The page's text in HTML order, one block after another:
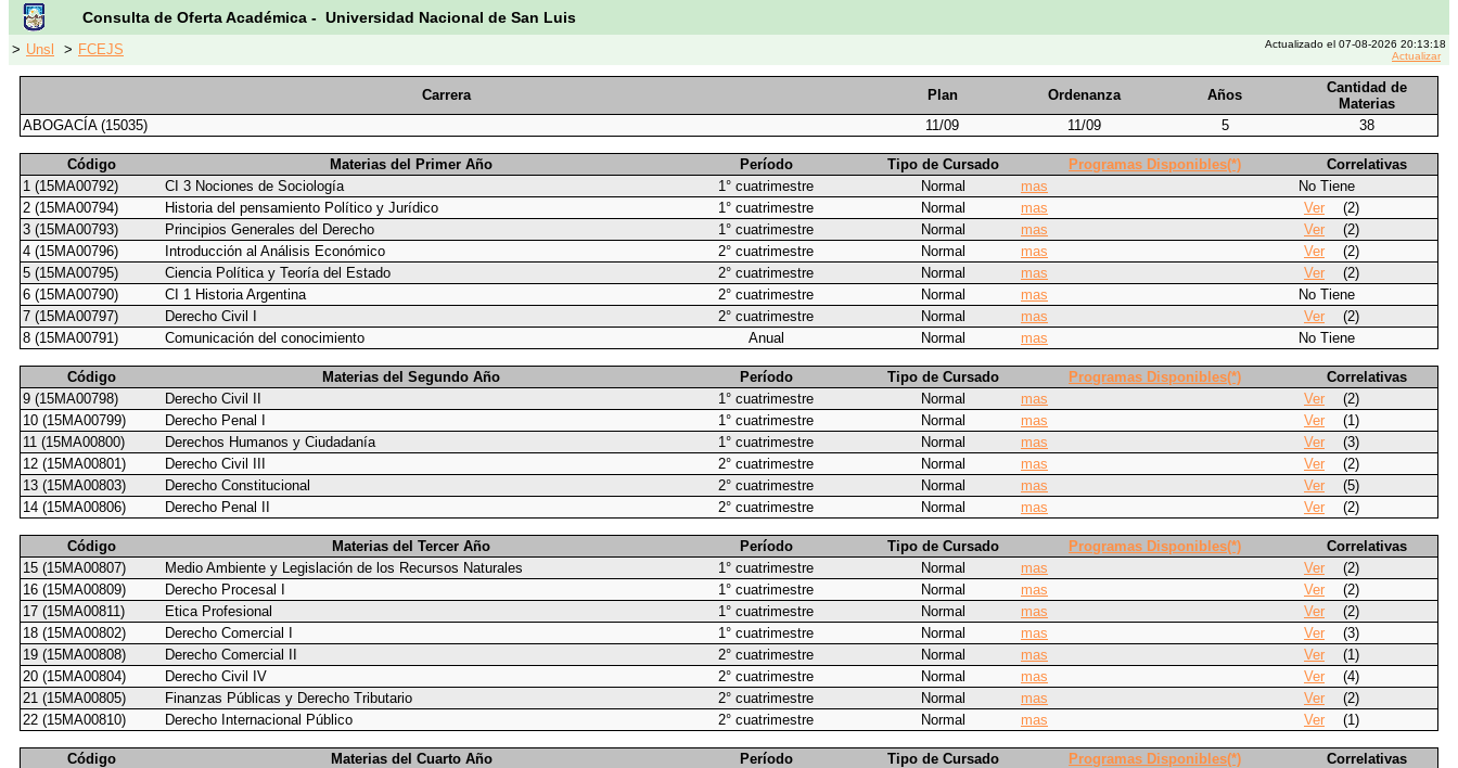
Consulta de Oferta Académica - Universidad Nacional de San Luis
> Unsl > FCEJS
Actualizado el 07-08-2026 20:13:18
Actualizar
Carrera Plan Ordenanza Años
Cantidad de
Materias
ABOGACÍA (15035)
11/09 11/09 5 38
Código Materias del Primer Año Período Tipo de Cursado Programas Disponibles(*)
Correlativas
1 (15MA00792)
CI 3 Nociones de Sociología 1° cuatrimestre Normal mas
No Tiene
2 (15MA00794)
Historia del pensamiento Político y Jurídico 1° cuatrimestre Normal mas Ver
(2)
3 (15MA00793)
Principios Generales del Derecho 1° cuatrimestre Normal mas Ver
(2)
4 (15MA00796)
Introducción al Análisis Económico 2° cuatrimestre Normal mas Ver
(2)
5 (15MA00795)
Ciencia Política y Teoría del Estado 2° cuatrimestre Normal mas Ver
(2)
6 (15MA00790)
CI 1 Historia Argentina 2° cuatrimestre Normal mas
No Tiene
7 (15MA00797)
Derecho Civil I 2° cuatrimestre Normal mas Ver
(2)
8 (15MA00791)
Comunicación del conocimiento Anual Normal mas No Tiene
Código Materias del Segundo Año Período Tipo de Cursado Programas Disponibles(*)
Correlativas
9 (15MA00798)
Derecho Civil II 1° cuatrimestre Normal mas Ver
(2)
10 (15MA00799)
Derecho Penal I 1° cuatrimestre Normal mas Ver
(1)
11 (15MA00800)
Derechos Humanos y Ciudadanía 1° cuatrimestre Normal mas Ver
(3)
12 (15MA00801)
Derecho Civil III 2° cuatrimestre Normal mas Ver
(2)
13 (15MA00803)
Derecho Constitucional 2° cuatrimestre Normal mas Ver
(5)
14 (15MA00806)
Derecho Penal II 2° cuatrimestre Normal mas Ver (2)
Código Materias del Tercer Año Período Tipo de Cursado Programas Disponibles(*)
Correlativas
15 (15MA00807)
Medio Ambiente y Legislación de los Recursos Naturales 1° cuatrimestre Normal mas Ver
(2)
16 (15MA00809)
Derecho Procesal I 1° cuatrimestre Normal mas Ver
(2)
17 (15MA00811)
Etica Profesional 1° cuatrimestre Normal mas Ver
(2)
18 (15MA00802)
Derecho Comercial I 1° cuatrimestre Normal mas Ver
(3)
19 (15MA00808)
Derecho Comercial II 2° cuatrimestre Normal mas Ver
(1)
20 (15MA00804)
Derecho Civil IV 2° cuatrimestre Normal mas Ver
(4)
21 (15MA00805)
Finanzas Públicas y Derecho Tributario 2° cuatrimestre Normal mas Ver
(2)
22 (15MA00810)
Derecho Internacional Público 2° cuatrimestre Normal mas Ver (1)
Código Materias del Cuarto Año Período Tipo de Cursado Programas Disponibles(*)
Correlativas